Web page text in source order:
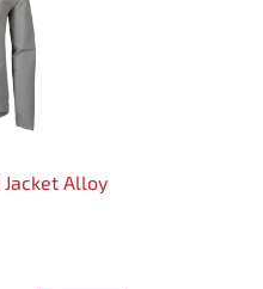
Jacket Alloy